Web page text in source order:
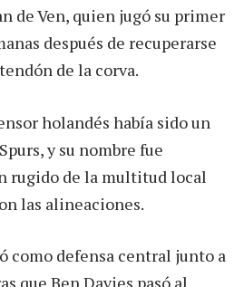
de Ven, quien jugó su primer
después de recuperarse
de la corva.
holandés había sido un
y su nombre fue
rugido de la multitud local
las alineaciones.
como defensa central junto a